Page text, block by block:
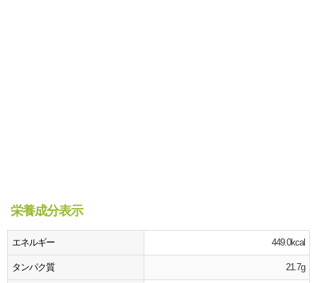
栄養成分表示
エネルギー 449.0kcal
タンパク質 21.7g